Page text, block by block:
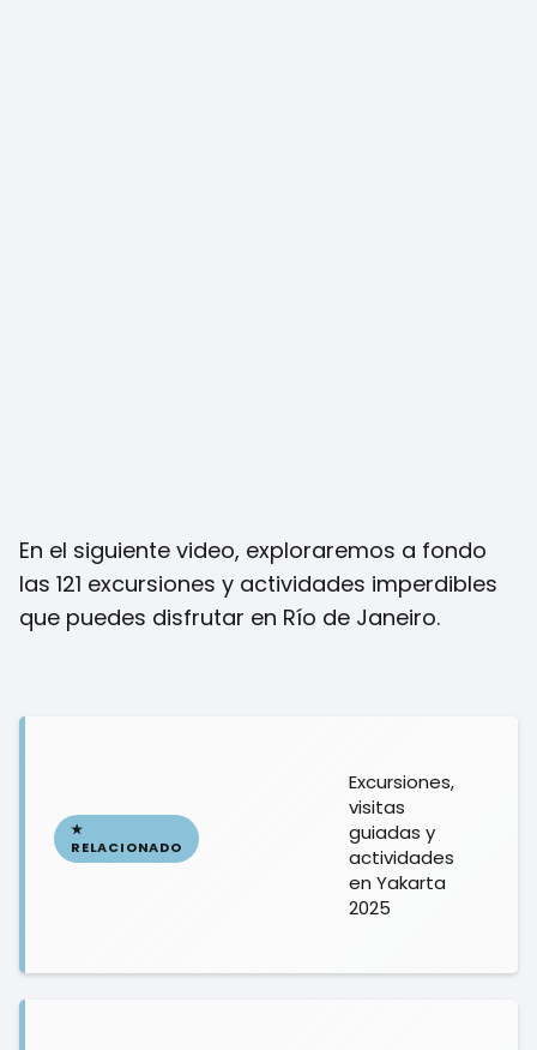
En el siguiente video, exploraremos a fondo
las 121 excursiones y actividades imperdibles
que puedes disfrutar en Río de Janeiro.
Excursiones,
visitas
guiadas y
actividades
en Yakarta
2025